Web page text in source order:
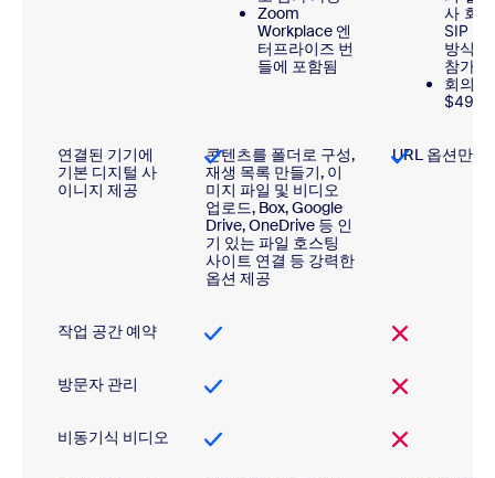
Zoom
Workplace 엔
터프라이즈 번
들에 포함됨
사 회
SIP 게
방식으
참가
회의실
$49/월
연결된 기기에
기본 디지털 사
이니지 제공
콘텐츠를 폴더로 구성,
재생 목록 만들기, 이
미지 파일 및 비디오
업로드, Box, Google
Drive, OneDrive 등 인
기 있는 파일 호스팅
사이트 연결 등 강력한
옵션 제공
URL 옵션만
작업 공간 예약
방문자 관리
비동기식 비디오